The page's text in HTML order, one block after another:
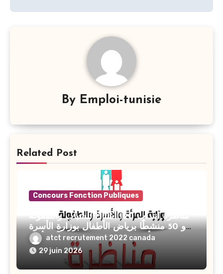
By Emploi-tunisie
Related Post
Concours Fonction Publiques
مناظرة انتداب 120 أستاذًا للشباب والطفولة
و 50 منشطًا برياض الأطفال بوزارة الأسرة
والمرأة والطفولة وكبار السن آخر أجل
للتسجيل : 27 جويلية 2026
atct recrutement 2022 canada
29 juin 2026